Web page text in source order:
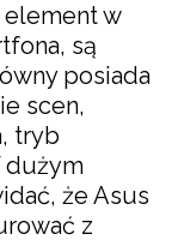
element w
są
posiada
scen,
tryb
dużym
że Asus
z